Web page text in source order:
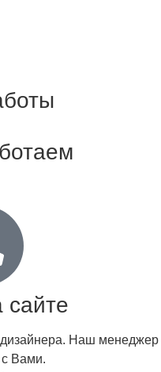
сайте
дизайнера. Наш менеджер
с Вами.